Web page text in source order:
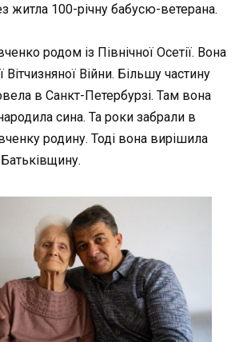
житла 100-річну бабусю-ветерана.
родом із Північної Осетії. Вона
Вітчизняної Війни. Більшу частину
в Санкт-Петербурзі. Там вона
сина. Та роки забрали в
родину. Тоді вона вирішила